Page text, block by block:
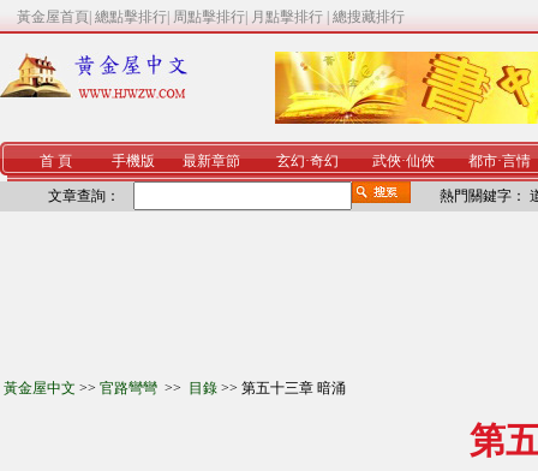
黃金屋首頁 總點擊排行 周點擊排行 月點擊排行 總搜藏排行
首 頁 手機版 最新章節 玄幻·奇幻 武俠·仙俠 都市·言情
文章查詢： 熱門關鍵字：
黃金屋中文 >> 官路彎彎 >> 目錄 >> 第五十三章 暗涌
第